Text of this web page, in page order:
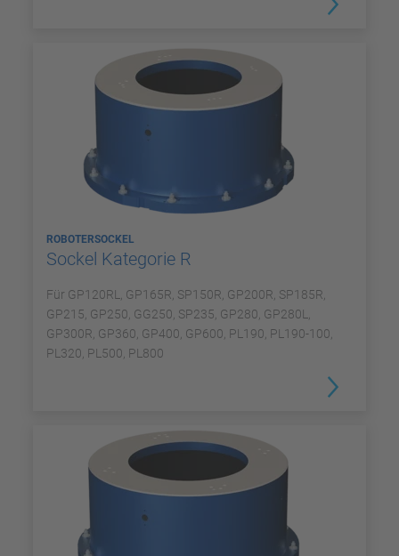
ROBOTERSOCKEL
Sockel Kategorie R
Für GP120RL, GP165R, SP150R, GP200R, SP185R,
GP215, GP250, GG250, SP235, GP280, GP280L,
GP300R, GP360, GP400, GP600, PL190, PL190-100,
PL320, PL500, PL800